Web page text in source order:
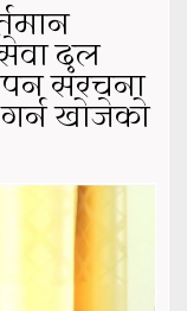
दल
संरचना
खोजेको